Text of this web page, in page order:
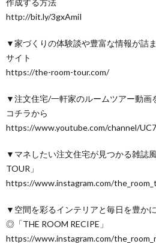
http://bit.ly/3gxAmiI
▼家づくりの体験談や豊富な情報が詰
サイト
https://the-room-tour.com/
▼注文住宅/一軒家のルームツアー動画
コチラから
https://www.youtube.com/channel/
▼マネしたい注文住宅が見つかる雑誌
TOUR」
https://www.instagram.com/
▼空間を彩るインテリアと毎日を豊か
◎「THE ROOM RECIPE」
https://www.instagram.com/